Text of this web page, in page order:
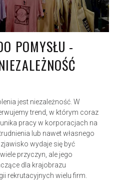
POMYSŁU -
jest niezależność. W
trend, w którym coraz
pracy w korporacjach na
lub nawet własnego
wydaje się być
przyczyn, ale jego
dla krajobrazu
rekrutacyjnych wielu firm.